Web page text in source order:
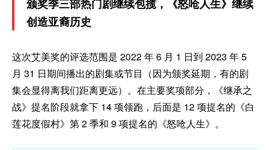
颁奖季三部热门剧继续包揽，《怒呛人生》继续
创造亚裔历史
这次艾美奖的评选范围是 2022 年 6 月 1 日到 2023 年 5
月 31 日期间播出的剧集或节目（因为颁奖延期，有的剧
集会显得离我们距离更远）。在主要奖项部分，《继承之
战》提名阶段就拿下 14 项领跑，后面是 12 项提名的《白
莲花度假村》第 2 季和 9 项提名的《怒呛人生》。